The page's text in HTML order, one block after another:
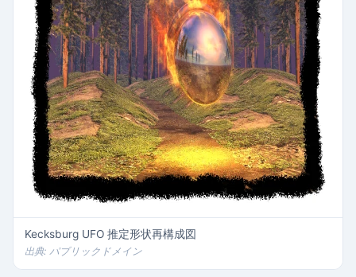
Kecksburg UFO 推定形状再構成図
出典: パブリックドメイン